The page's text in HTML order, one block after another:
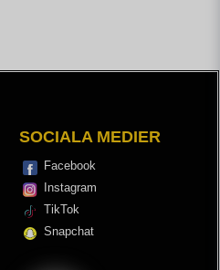
SOCIALA MEDIER
Facebook
Instagram
TikTok
Snapchat